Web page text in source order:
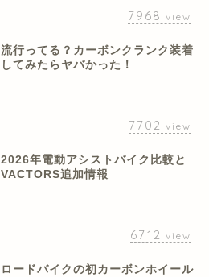
7968 view
流行ってる？カーボンクランク装着
してみたらヤバかった！
7702 view
2026年電動アシストバイク比較と
VACTORS追加情報
6712 view
ロードバイクの初カーボンホイール